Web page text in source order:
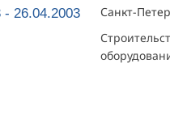
- 26.04.2003
Санкт-